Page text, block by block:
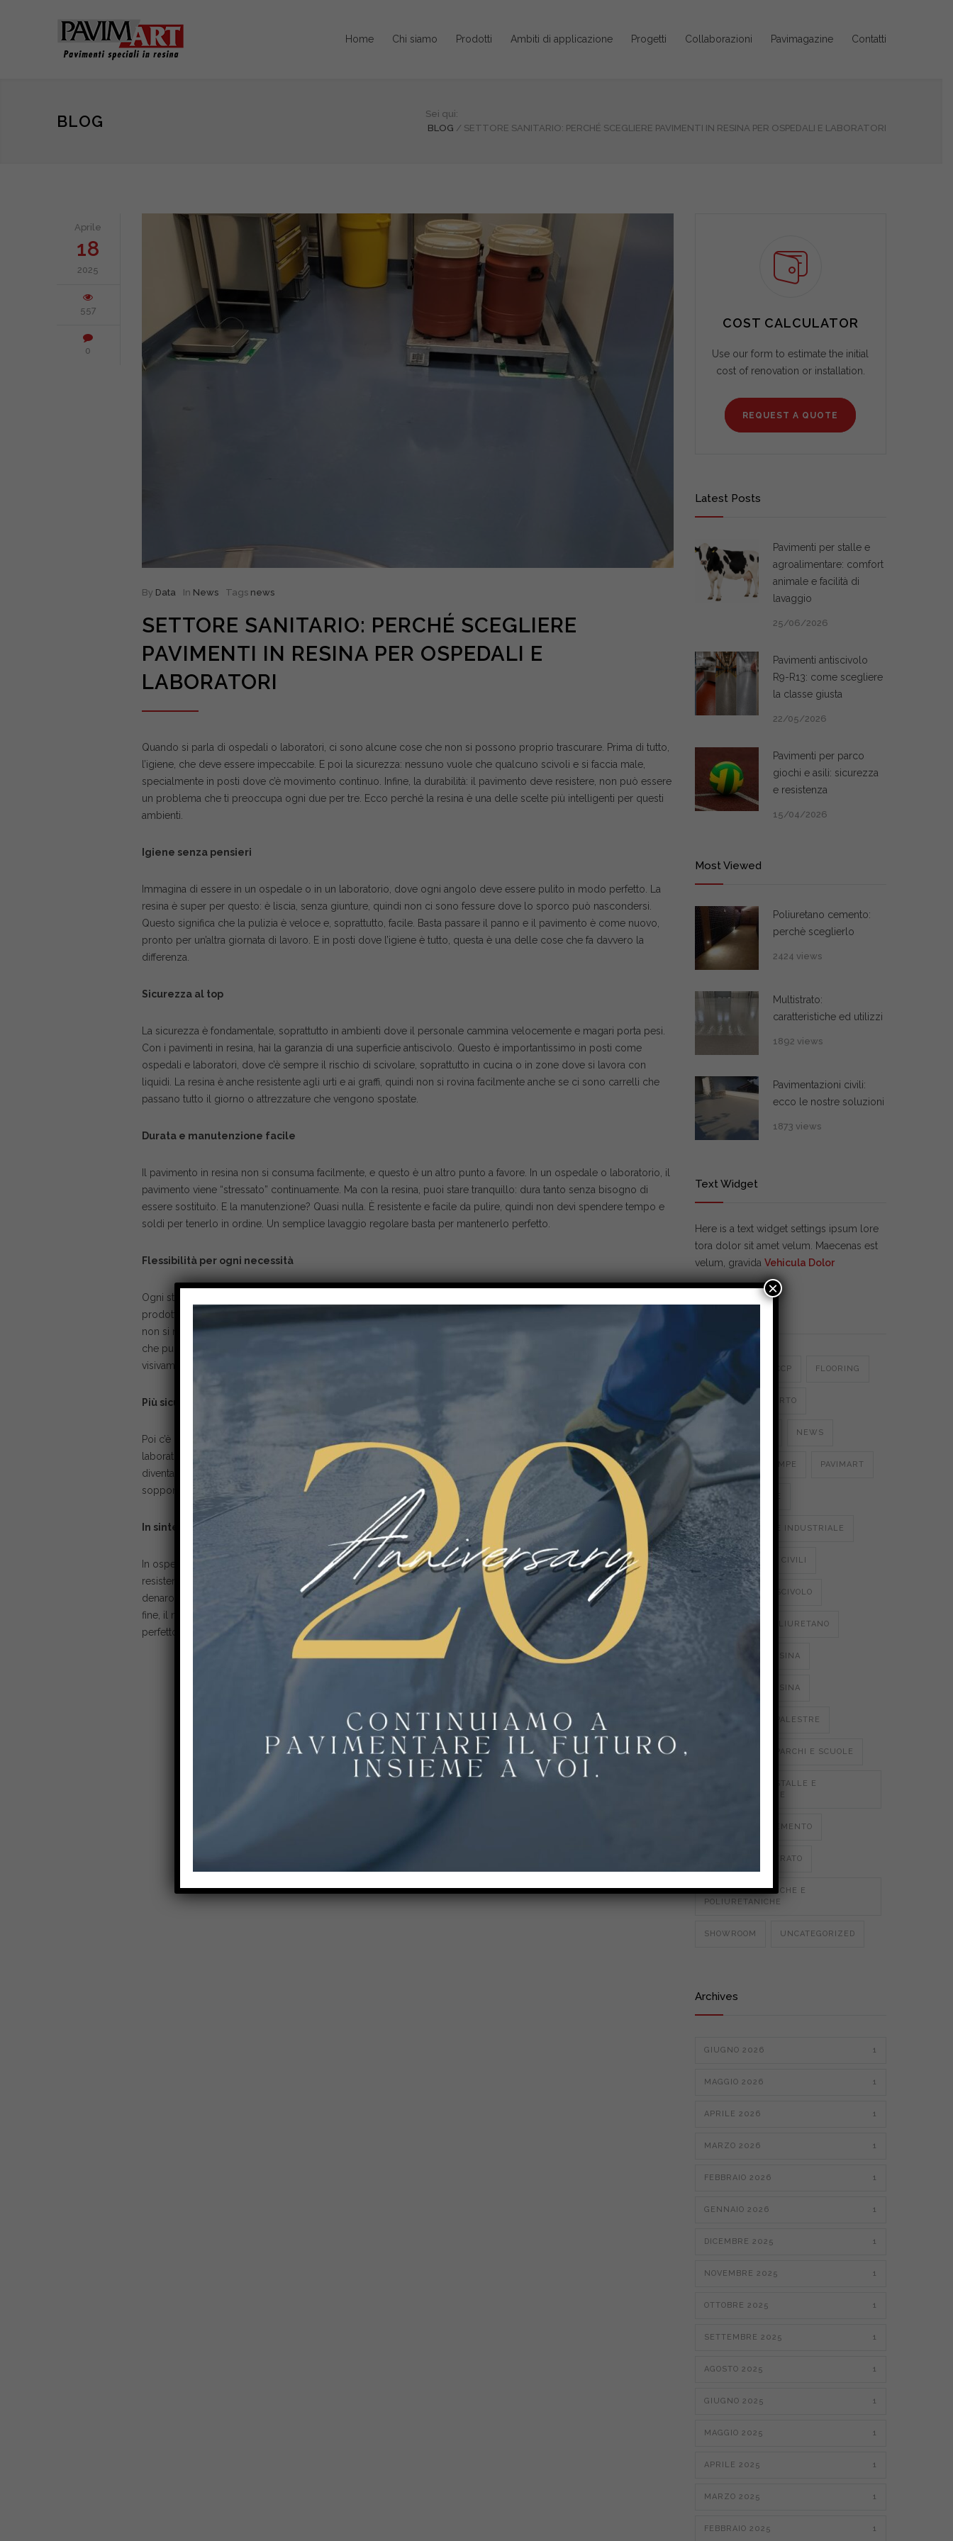
Home Chi siamo Prodotti Ambiti di applicazione Progetti Collaborazioni Pavimagazine Contatti
BLOG
Sei qui:
BLOG / SETTORE SANITARIO: PERCHÉ SCEGLIERE PAVIMENTI IN RESINA PER OSPEDALI E LABORATORI
Aprile
18
2025
557
0
By Data In News Tags news
SETTORE SANITARIO: PERCHÉ SCEGLIERE
PAVIMENTI IN RESINA PER OSPEDALI E
LABORATORI
Quando si parla di ospedali o laboratori, ci sono alcune cose che non si possono proprio trascurare. Prima di tutto,
l’igiene, che deve essere impeccabile. E poi la sicurezza: nessuno vuole che qualcuno scivoli e si faccia male,
specialmente in posti dove c’è movimento continuo. Infine, la durabilità: il pavimento deve resistere, non può essere
un problema che ti preoccupa ogni due per tre. Ecco perché la resina è una delle scelte più intelligenti per questi
ambienti.
Igiene senza pensieri
Immagina di essere in un ospedale o in un laboratorio, dove ogni angolo deve essere pulito in modo perfetto. La
resina è super per questo: è liscia, senza giunture, quindi non ci sono fessure dove lo sporco può nascondersi.
Questo significa che la pulizia è veloce e, soprattutto, facile. Basta passare il panno e il pavimento è come nuovo,
pronto per un’altra giornata di lavoro. E in posti dove l’igiene è tutto, questa è una delle cose che fa davvero la
differenza.
Sicurezza al top
La sicurezza è fondamentale, soprattutto in ambienti dove il personale cammina velocemente e magari porta pesi.
Con i pavimenti in resina, hai la garanzia di una superficie antiscivolo. Questo è importantissimo in posti come
ospedali e laboratori, dove c’è sempre il rischio di scivolare, soprattutto in cucina o in zone dove si lavora con
liquidi. La resina è anche resistente agli urti e ai graffi, quindi non si rovina facilmente anche se ci sono carrelli che
passano tutto il giorno o attrezzature che vengono spostate.
Durata e manutenzione facile
Il pavimento in resina non si consuma facilmente, e questo è un altro punto a favore. In un ospedale o laboratorio, il
pavimento viene “stressato” continuamente. Ma con la resina, puoi stare tranquillo: dura tanto senza bisogno di
essere sostituito. E la manutenzione? Quasi nulla. È resistente e facile da pulire, quindi non devi spendere tempo e
soldi per tenerlo in ordine. Un semplice lavaggio regolare basta per mantenerlo perfetto.
Flessibilità per ogni necessità
Ogni struttura sanitaria è diversa, e i pavimenti in resina sono molto versatili. Se lavori in un laboratorio dove ci sono
prodotti chimici, la resina può essere fatta su misura per resistere anche a quelle sostanze. Se ti serve qualcosa che
non si rovini sotto i piedi dei pazienti e del personale, ci sono opzioni super resistenti per quello. E la cosa bella è
che puoi scegliere diversi colori e finiture per avere un ambiente che, pur essendo funzionale, può essere anche
visivamente piacevole. Non è mai troppo tardi per dare un tocco di stile a un ambiente così importante!
Più sicurezza per tutti
Poi c’è la questione della sicurezza. La resina è perfetta per garantire che nessuno scivoli. Se ci pensi, in ospedali e
laboratori ci sono sempre zone bagnate, magari a causa di lavaggi o lavori con liquidi. Un pavimento antiscivolo
diventa fondamentale in questi casi. E non solo, è anche resistente a prodotti chimici e temperature alte, quindi può
sopportare tutto ciò che un ambiente sanitario può “lanciargli contro”.
In sintesi
In ospedali e laboratori, scegliere pavimenti in resina è una mossa intelligente per garantire sicurezza, igiene e
resistenza. Non solo i pavimenti sono facili da pulire, ma durano anche a lungo, il che ti fa risparmiare tempo e
denaro. E la sicurezza? Non è mai stata così alta, con superfici antiscivolo che prevengono incidenti.
Perché, alla
fine, il nostro lavoro è fare in modo che ogni cliente possa essere soddisfatto e che ogni spazio abbia il pavimento
perfetto.
COST CALCULATOR
Use our form to estimate the initial
cost of renovation or installation.
REQUEST A QUOTE
Latest Posts
Pavimenti per stalle e
agroalimentare: comfort
animale e facilità di
lavaggio
25/06/2026
Pavimenti antiscivolo
R9-R13: come scegliere
la classe giusta
22/05/2026
Pavimenti per parco
giochi e asili: sicurezza
e resistenza
15/04/2026
Most Viewed
Poliuretano cemento:
perchè sceglierlo
2424 views
Multistrato:
caratteristiche ed utilizzi
1892 views
Pavimentazioni civili:
ecco le nostre soluzioni
1873 views
Text Widget
Here is a text widget settings ipsum lore
tora dolor sit amet velum. Maecenas est
velum, gravida Vehicula Dolor
CERTIFICATO HACCP FLOORING
LINATE AEREOPORTO
NEWS
PARCHEGGI E RAMPE PAVIMART
PAVIMENTAZIONE
PAVIMENTAZIONE INDUSTRIALE
PAVIMENTAZIONI CIVILI
PAVIMENTI ANTISCIVOLO
PAVIMENTI IN POLIURETANO
PAVIMENTI IN RESINA
PAVIMENTI IN RESINA
PAVIMENTI PER PALESTRE
PAVIMENTI PER PARCHI E SCUOLE
PAVIMENTI PER STALLE E
AGROALIMENTARE
POLIURETANO CEMENTO
RESINA MULTISTRATO
RESINE EPOSSIDICHE E
POLIURETANICHE
SHOWROOM UNCATEGORIZED
Archives
GIUGNO 2026 1
MAGGIO 2026 1
APRILE 2026 1
MARZO 2026 1
FEBBRAIO 2026 1
GENNAIO 2026 1
DICEMBRE 2025 1
NOVEMBRE 2025 1
OTTOBRE 2025 1
SETTEMBRE 2025 1
AGOSTO 2025 1
GIUGNO 2025 1
MAGGIO 2025 1
APRILE 2025 1
MARZO 2025 1
FEBBRAIO 2025 1
×